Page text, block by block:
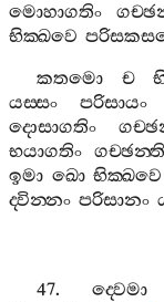
මොහාගතිං
භික‍්ඛවෙ
කතමො
ච
යස‍්සං
පරිසායං
දොසාගතිං
භයාගතිං
ඉමා ඛො භික‍්ඛවෙ
ද‍්වින‍්නං පරිසානං
47. ද‍්වෙමා